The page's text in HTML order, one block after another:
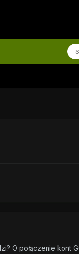
O połączenie kont